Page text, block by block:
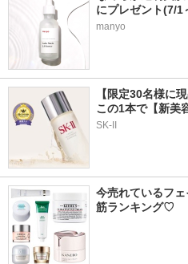
にプレゼント(7/1
manyo
【限定30名様に
この1本で【新美
SK-II
今売れているフ
筋ランキング♡